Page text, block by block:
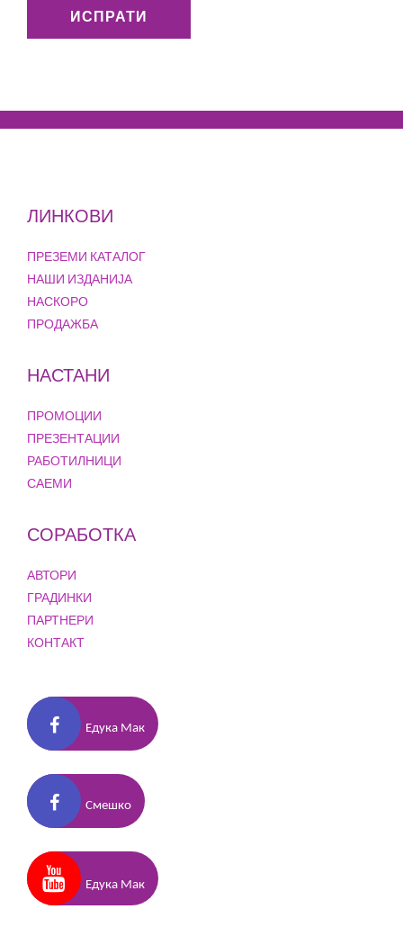
ИСПРАТИ
ЛИНКОВИ
ПРЕЗЕМИ КАТАЛОГ
НАШИ ИЗДАНИЈА
НАСКОРО
ПРОДАЖБА
НАСТАНИ
ПРОМОЦИИ
ПРЕЗЕНТАЦИИ
РАБОТИЛНИЦИ
САЕМИ
СОРАБОТКА
АВТОРИ
ГРАДИНКИ
ПАРТНЕРИ
КОНТАКТ
Едука Мак
Смешко
Едука Мак